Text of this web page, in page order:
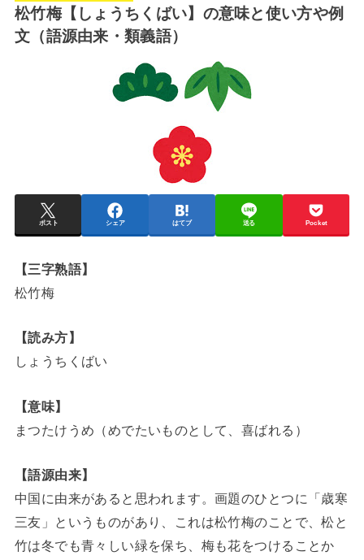
松竹梅【しょうちくばい】の意味と使い方や例
文（語源由来・類義語）
ポスト シェア はてブ 送る Pocket
【三字熟語】
松竹梅
【読み方】
しょうちくばい
【意味】
まつたけうめ（めでたいものとして、喜ばれる）
【語源由来】
中国に由来があると思われます。画題のひとつに「歳寒
三友」というものがあり、これは松竹梅のことで、松と
竹は冬でも青々しい緑を保ち、梅も花をつけることか